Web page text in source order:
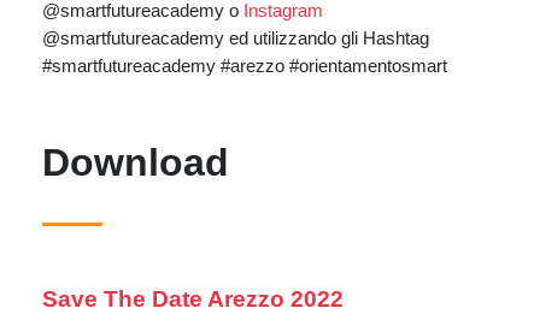
@smartfutureacademy o Instagram
@smartfutureacademy ed utilizzando gli Hashtag
#smartfutureacademy #arezzo #orientamentosmart
Download
Save The Date Arezzo 2022